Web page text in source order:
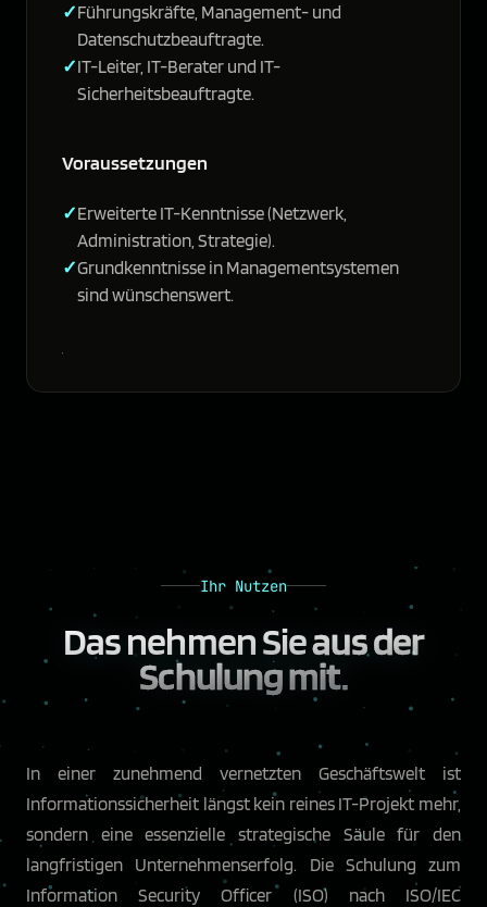
Führungskräfte, Management- und
Datenschutzbeauftragte.
IT-Leiter, IT-Berater und IT-
Sicherheitsbeauftragte.
Voraussetzungen
Erweiterte IT-Kenntnisse (Netzwerk,
Administration, Strategie).
Grundkenntnisse in Managementsystemen
sind wünschenswert.
Ihr Nutzen
Das nehmen Sieaus der
Schulung mit.
In einer zunehmend vernetzten Geschäftswelt ist
Informations­sicherheit längst kein reines IT-Projekt mehr,
sondern eine essenzielle strategische Säule für den
langfristigen Unternehmenserfolg. Die Schulung zum
Information Security Officer (ISO) nach ISO/IEC